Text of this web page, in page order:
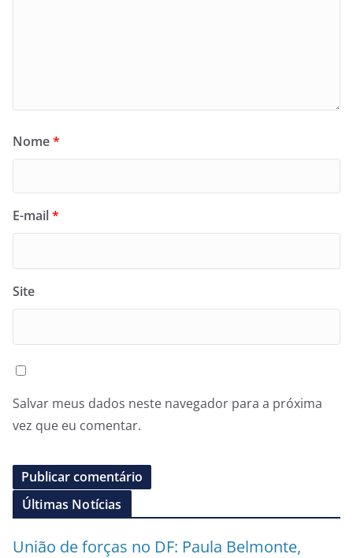
Nome*
E-mail*
Site
Salvar meus dados neste navegador para a próxima
vez que eu comentar.
Últimas Notícias
União de forças no DF: Paula Belmonte,